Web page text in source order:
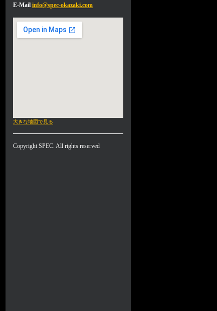
E-Mail info@spec-okazaki.com
大きな地図で見る
Copyright SPEC. All rights reserved